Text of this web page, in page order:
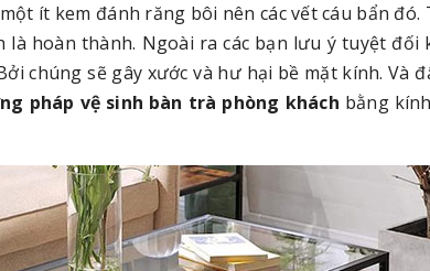
ít kem đánh răng bôi nên các vết cáu bẩn đó.
hoàn thành. Ngoài ra các bạn lưu ý tuyệt đối
chúng sẽ gây xước và hư hại bề mặt kính. Và
pháp vệ sinh bàn trà phòng khách bằng